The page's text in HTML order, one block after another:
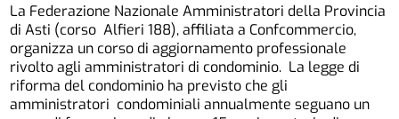
La Federazione Nazionale Amministratori della Provincia
di Asti (corso Alfieri 188), affiliata a Confcommercio,
organizza un corso di aggiornamento professionale
rivolto agli amministratori di condominio. La legge di
riforma del condominio ha previsto che gli
amministratori condominiali annualmente seguano un